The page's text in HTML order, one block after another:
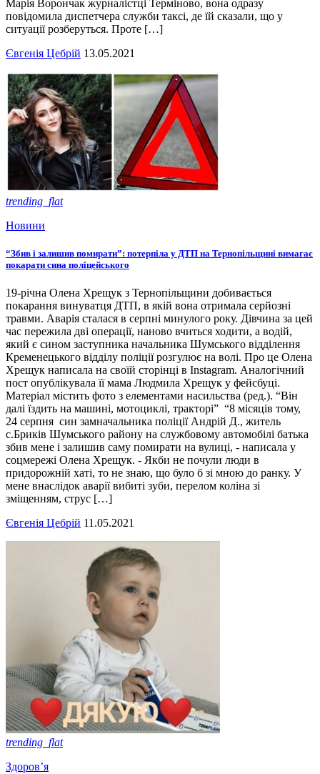
Марія Ворончак журналістці Терміново, вона одразу
повідомила диспетчера служби таксі, де їй сказали, що у
ситуації розберуться. Проте […]
Євгенія Цебрій 13.05.2021
trending_flat
Новини
“Збив і залишив помирати”: потерпіла у ДТП на Тернопільщині вимагає
покарати сина поліцейського
19-річна Олена Хрещук з Тернопільщини добивається
покарання винуватця ДТП, в якій вона отримала серйозні
травми. Аварія сталася в серпні минулого року. Дівчина за цей
час пережила дві операції, наново вчиться ходити, а водій,
який є сином заступника начальника Шумського відділення
Кременецького відділу поліції розгулює на волі. Про це Олена
Хрещук написала на своїй сторінці в Instagram. Аналогічний
пост опублікувала її мама Людмила Хрещук у фейсбуці.
Матеріал містить фото з елементами насильства (ред.). “Він
далі їздить на машині, мотоциклі, тракторі” “8 місяців тому,
24 серпня син замначальника поліції Андрій Д., житель
с.Бриків Шумського району на службовому автомобілі батька
збив мене і залишив саму помирати на вулиці, - написала у
соцмережі Олена Хрещук. - Якби не почули люди в
придорожній хаті, то не знаю, що було б зі мною до ранку. У
мене внаслідок аварії вибиті зуби, перелом коліна зі
зміщенням, струс […]
Євгенія Цебрій 11.05.2021
trending_flat
Здоров’я